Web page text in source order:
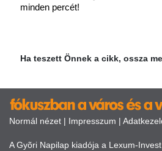
minden percét!
Ha teszett Önnek a cikk, ossza
Normál nézet | Impresszum |
A Gyõri Napilap kiadója a Lexum-